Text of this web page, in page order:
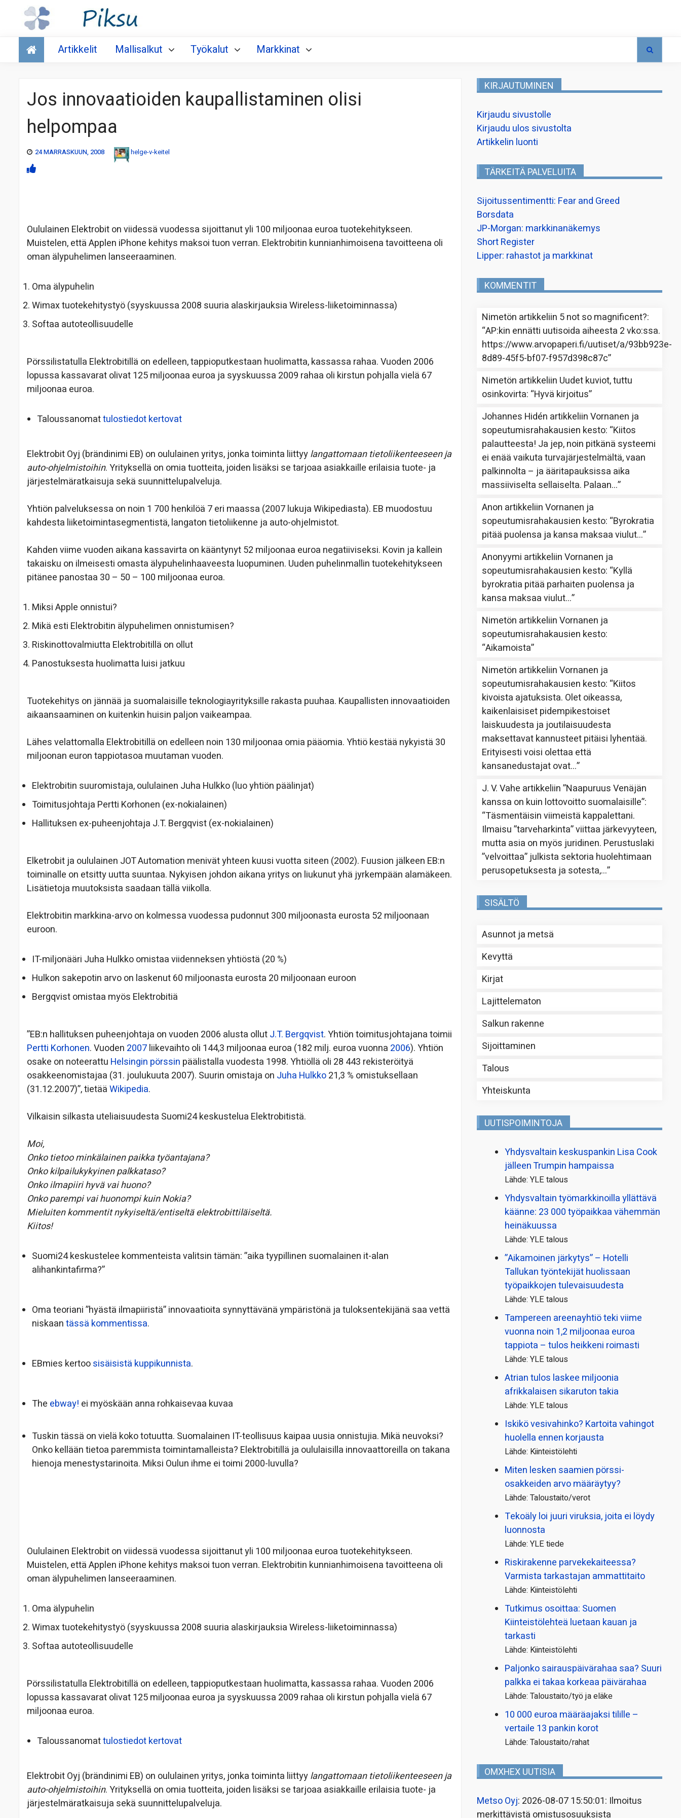
Talous
Artikkelit Mallisalkut Työkalut Markkinat
Jos innovaatioiden kaupallistaminen olisi
helpompaa
24 MARRASKUUN, 2008 helge-v-keitel
Oululainen Elektrobit on viidessä vuodessa sijoittanut yli 100 miljoonaa euroa tuotekehitykseen.
Muistelen, että Applen iPhone kehitys maksoi tuon verran. Elektrobitin kunnianhimoisena tavoitteena oli
oman älypuhelimen lanseeraaminen.
Oma älypuhelin
Wimax tuotekehitystyö (syyskuussa 2008 suuria alaskirjauksia Wireless-liiketoiminnassa)
Softaa autoteollisuudelle
Pörssilistatulla Elektrobitillä on edelleen, tappioputkestaan huolimatta, kassassa rahaa. Vuoden 2006
lopussa kassavarat olivat 125 miljoonaa euroa ja syyskuussa 2009 rahaa oli kirstun pohjalla vielä 67
miljoonaa euroa.
Taloussanomattulostiedot kertovat
Elektrobit Oyj (brändinimi EB) on oululainen yritys, jonka toiminta liittyylangattomaan tietoliikenteeseen ja
auto-ohjelmistoihin. Yrityksellä on omia tuotteita, joiden lisäksi se tarjoaa asiakkaille erilaisia tuote- ja
järjestelmäratkaisuja sekä suunnittelupalveluja.
Yhtiön palveluksessa on noin 1 700 henkilöä 7 eri maassa (2007 lukuja Wikipediasta). EB muodostuu
kahdesta liiketoimintasegmentistä, langaton tietoliikenne ja auto-ohjelmistot.
Kahden viime vuoden aikana kassavirta on kääntynyt 52 miljoonaa euroa negatiiviseksi. Kovin ja kallein
takaisku on ilmeisesti omasta älypuhelinhaaveesta luopuminen. Uuden puhelinmallin tuotekehitykseen
pitänee panostaa 30 – 50 – 100 miljoonaa euroa.
Miksi Apple onnistui?
Mikä esti Elektrobitin älypuhelimen onnistumisen?
Riskinottovalmiutta Elektrobitillä on ollut
Panostuksesta huolimatta luisi jatkuu
Tuotekehitys on jännää ja suomalaisille teknologiayrityksille rakasta puuhaa. Kaupallisten innovaatioiden
aikaansaaminen on kuitenkin huisin paljon vaikeampaa.
Lähes velattomalla Elektrobitillä on edelleen noin 130 miljoonaa omia pääomia. Yhtiö kestää nykyistä 30
miljoonan euron tappiotasoa muutaman vuoden.
Elektrobitin suuromistaja, oululainen Juha Hulkko (luo yhtiön päälinjat)
Toimitusjohtaja Pertti Korhonen (ex-nokialainen)
Hallituksen ex-puheenjohtaja J.T. Bergqvist (ex-nokialainen)
Elketrobit ja oululainen JOT Automation menivät yhteen kuusi vuotta siteen (2002). Fuusion jälkeen EB:n
toiminalle on etsitty uutta suuntaa. Nykyisen johdon aikana yritys on liukunut yhä jyrkempään alamäkeen.
Lisätietoja muutoksista saadaan tällä viikolla.
Elektrobitin markkina-arvo on kolmessa vuodessa pudonnut 300 miljoonasta eurosta 52 miljoonaan
euroon.
IT-miljonääri Juha Hulkko omistaa viidenneksen yhtiöstä (20 %)
Hulkon sakepotin arvo on laskenut 60 miljoonasta eurosta 20 miljoonaan euroon
Bergqvist omistaa myös Elektrobitiä
”EB:n hallituksen puheenjohtaja on vuoden 2006 alusta ollutJ.T. Bergqvist. Yhtiön toimitusjohtajana toimii
Pertti Korhonen. Vuoden 2007liikevaihto oli 144,3 miljoonaa euroa (182 milj. euroa vuonna 2006). Yhtiön
osake on noteerattu Helsingin pörssin päälistalla vuodesta 1998. Yhtiöllä oli 28 443 rekisteröityä
osakkeenomistajaa (31. joulukuuta 2007). Suurin omistaja on Juha Hulkko21,3 % omistuksellaan
(31.12.2007)”, tietääWikipedia.
Vilkaisin silkasta uteliaisuudesta Suomi24 keskustelua Elektrobitistä.
Moi,
Onko tietoo minkälainen paikka työantajana?
Onko kilpailukykyinen palkkataso?
Onko ilmapiiri hyvä vai huono?
Onko parempi vai huonompi kuin Nokia?
Mieluiten kommentit nykyiseltä/entiseltä elektrobittiläiseltä.
Kiitos!
Suomi24 keskustelee kommenteista valitsin tämän: ”aika tyypillinen suomalainen it-alan
alihankintafirma?”
Oma teoriani ”hyästä ilmapiiristä” innovaatioita synnyttävänä ympäristönä ja tuloksentekijänä saa vettä
niskaantässä kommentissa.
EBmies kertoosisäisistä kuppikunnista.
The ebway! ei myöskään anna rohkaisevaa kuvaa
Tuskin tässä on vielä koko totuutta. Suomalainen IT-teollisuus kaipaa uusia onnistujia. Mikä neuvoksi?
Onko kellään tietoa paremmista toimintamalleista? Elektrobitillä ja oululaisilla innovaattoreilla on takana
hienoja menestystarinoita. Miksi Oulun ihme ei toimi 2000-luvulla?
Oululainen Elektrobit on viidessä vuodessa sijoittanut yli 100 miljoonaa euroa tuotekehitykseen.
Muistelen, että Applen iPhone kehitys maksoi tuon verran. Elektrobitin kunnianhimoisena tavoitteena oli
oman älypuhelimen lanseeraaminen.
Oma älypuhelin
Wimax tuotekehitystyö (syyskuussa 2008 suuria alaskirjauksia Wireless-liiketoiminnassa)
Softaa autoteollisuudelle
Pörssilistatulla Elektrobitillä on edelleen, tappioputkestaan huolimatta, kassassa rahaa. Vuoden 2006
lopussa kassavarat olivat 125 miljoonaa euroa ja syyskuussa 2009 rahaa oli kirstun pohjalla vielä 67
miljoonaa euroa.
Taloussanomattulostiedot kertovat
Elektrobit Oyj (brändinimi EB) on oululainen yritys, jonka toiminta liittyylangattomaan tietoliikenteeseen ja
auto-ohjelmistoihin. Yrityksellä on omia tuotteita, joiden lisäksi se tarjoaa asiakkaille erilaisia tuote- ja
järjestelmäratkaisuja sekä suunnittelupalveluja.
KIRJAUTUMINEN
Kirjaudu sivustolle
Kirjaudu ulos sivustolta
Artikkelin luonti
TÄRKEITÄ PALVELUITA
Sijoitussentimentti: Fear and Greed
Borsdata
JP-Morgan: markkinanäkemys
Short Register
Lipper: rahastot ja markkinat
KOMMENTIT
Nimetön artikkeliin 5 not so magnificent?:
“AP:kin ennätti uutisoida aiheesta 2 vko:ssa.
https://www.arvopaperi.fi/uutiset/a/93bb923e-
8d89-45f5-bf07-f957d398c87c”
Nimetön artikkeliin Uudet kuviot, tuttu
osinkovirta: “Hyvä kirjoitus”
Johannes Hidén artikkeliinVornanen ja
sopeutumisrahakausien kesto: “Kiitos
palautteesta! Ja jep, noin pitkänä systeemi
ei enää vaikuta turvajärjestelmältä, vaan
palkinnolta – ja ääritapauksissa aika
massiiviselta sellaiselta. Palaan…”
Anon artikkeliinVornanen ja
sopeutumisrahakausien kesto: “Byrokratia
pitää puolensa ja kansa maksaa viulut…”
Anonyymi artikkeliinVornanen ja
sopeutumisrahakausien kesto: “Kyllä
byrokratia pitää parhaiten puolensa ja
kansa maksaa viulut…”
Nimetön artikkeliinVornanen ja
sopeutumisrahakausien kesto:
“Aikamoista”
Nimetön artikkeliinVornanen ja
sopeutumisrahakausien kesto: “Kiitos
kivoista ajatuksista. Olet oikeassa,
kaikenlaisiset pidempikestoiset
laiskuudesta ja joutilaisuudesta
maksettavat kannusteet pitäisi lyhentää.
Erityisesti voisi olettaa että
kansanedustajat ovat…”
J. V. Vahe artikkeliin”Naapuruus Venäjän
kanssa on kuin lottovoitto suomalaisille”:
“Täsmentäisin viimeistä kappalettani.
Ilmaisu ”tarveharkinta” viittaa järkevyyteen,
mutta asia on myös juridinen. Perustuslaki
”velvoittaa” julkista sektoria huolehtimaan
perusopetuksesta ja sotesta,…”
SISÄLTÖ
Asunnot ja metsä
Kevyttä
Kirjat
Lajittelematon
Salkun rakenne
Sijoittaminen
Talous
Yhteiskunta
UUTISPOIMINTOJA
Yhdysvaltain keskuspankin Lisa Cook
jälleen Trumpin hampaissa
Lähde: YLE talous
Yhdysvaltain työmarkkinoilla yllättävä
käänne: 23 000 työpaikkaa vähemmän
heinäkuussa
Lähde: YLE talous
”Aikamoinen järkytys” – Hotelli
Tallukan työntekijät huolissaan
työpaikkojen tulevaisuudesta
Lähde: YLE talous
Tampereen areenayhtiö teki viime
vuonna noin 1,2 miljoonaa euroa
tappiota – tulos heikkeni roimasti
Lähde: YLE talous
Atrian tulos laskee miljoonia
afrikkalaisen sikaruton takia
Lähde: YLE talous
Iskikö vesivahinko? Kartoita vahingot
huolella ennen korjausta
Lähde: Kiinteistölehti
Miten lesken saamien pörssi­
osakkeiden arvo määräytyy?
Lähde: Taloustaito/verot
Tekoäly loi juuri viruksia, joita ei löydy
luonnosta
Lähde: YLE tiede
Riskirakenne parvekekaiteessa?
Varmista tarkastajan ammattitaito
Lähde: Kiinteistölehti
Tutkimus osoittaa: Suomen
Kiinteistölehteä luetaan kauan ja
tarkasti
Lähde: Kiinteistölehti
Paljonko sairauspäivä­rahaa saa? Suuri
palkka ei takaa korkeaa päivärahaa
Lähde: Taloustaito/työ ja eläke
10 000 euroa määräajaksi tilille –
vertaile 13 pankin korot
Lähde: Taloustaito/rahat
OMXHEX UUTISIA
Metso Oyj: 2026-08-07 15:50:01: Ilmoitus
merkittävistä omistusosuuksista